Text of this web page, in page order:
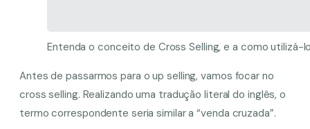
Entenda o conceito de Cross Selling, e a como utilizá-
Antes de passarmos para o up selling, vamos focar no
cross selling. Realizando uma tradução literal do inglês, o
termo correspondente seria similar a “venda cruzada”.